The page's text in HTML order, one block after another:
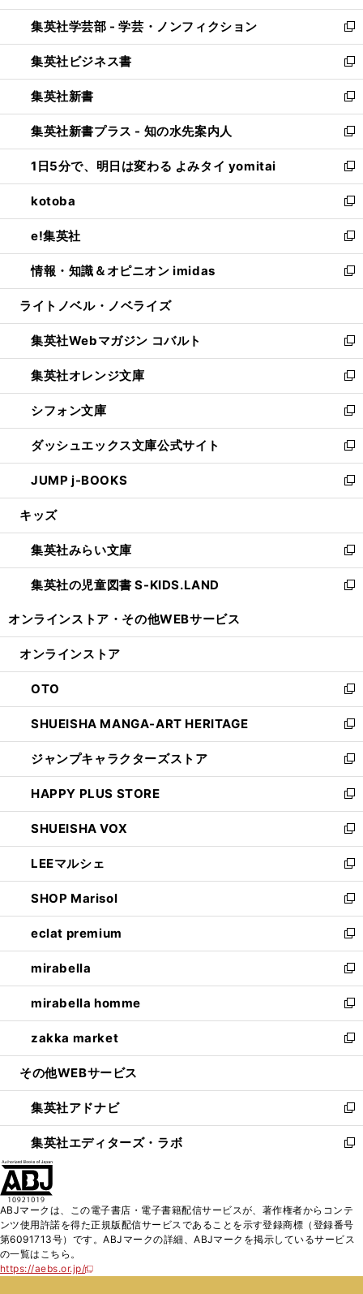
開
く
ウ
で
開
く
ン
ド
ウ
で
開
く
ウ
ィ
ン
ド
ウ
で
開
く
集英社学芸部 - 学芸・ノンフィクション
新
し
い
ウ
ィ
ン
ド
ウ
で
開
く
集英社ビジネス書
新
し
い
ウ
ィ
ン
ド
ウ
で
開
く
集英社新書
新
し
い
ウ
ィ
ン
ド
ウ
で
開
く
集英社新書プラス - 知の水先案内人
新
し
い
ウ
ィ
ン
ド
ウ
で
開
1日5分で、明日は変わる よみタイ yomitai
新
し
い
ウ
ィ
ン
ド
ウ
開
く
kotoba
新
し
い
ウ
ィ
ン
ウ
で
開
く
e!集英社
新
し
い
ウ
ン
ド
ウ
で
開
く
情報・知識＆オピニオン imidas
新
し
ウ
ィ
ン
ド
ウ
で
開
く
ライトノベル・ノベライズ
集英社Webマガジン コバルト
新
し
い
ウ
ィ
ン
ド
ウ
で
開
集英社オレンジ文庫
新
し
い
ウ
ィ
ン
ド
ウ
開
く
シフォン文庫
新
し
い
ウ
ィ
ン
ウ
で
開
く
ダッシュエックス文庫公式サイト
新
し
い
ウ
ン
ド
ウ
で
JUMP j-BOOKS
新
し
ウ
ィ
ン
ド
開
キッズ
集英社みらい文庫
新
し
い
ン
ウ
で
開
く
集英社の児童図書 S-KIDS.LAND
新
ウ
ン
ド
ウ
で
開
く
オンラインストア・ その他WEBサービス
オンラインストア
OTO
新
し
い
ウ
ィ
ン
ド
ウ
で
開
く
SHUEISHA MANGA-ART HERITAGE
新
し
い
ウ
ィ
ン
ド
ウ
で
開
く
ジャンプキャラクターズストア
新
し
い
ウ
ィ
ン
ド
ウ
で
開
く
HAPPY PLUS STORE
新
し
い
ウ
ィ
ン
ド
ウ
で
開
く
SHUEISHA VOX
新
し
い
ウ
ィ
ン
ド
ウ
で
開
く
LEEマルシェ
新
し
い
ウ
ィ
ン
ド
ウ
で
開
く
SHOP Marisol
新
し
い
ウ
ィ
ン
ド
ウ
で
開
eclat premium
新
し
い
ウ
ィ
ン
ド
ウ
開
く
mirabella
新
し
い
ウ
ィ
ン
ウ
で
開
く
mirabella homme
新
し
い
ウ
ン
ド
ウ
で
zakka market
新
し
ウ
ィ
ン
ド
く
その他WEBサービス
集英社アドナビ
新
し
い
ド
ウ
で
集英社エディターズ・ラボ
新
ィ
ン
ド
ABJマークは、この電子書店・電子書籍配信サービスが、著作権者からコンテ
ンツ使用許諾を得た正規版配信サービスであることを示す登録商標（登録番号
第6091713号）です。ABJマークの詳細、ABJマークを掲示しているサービス
の一覧はこちら。
https://aebs.or.jp/
新